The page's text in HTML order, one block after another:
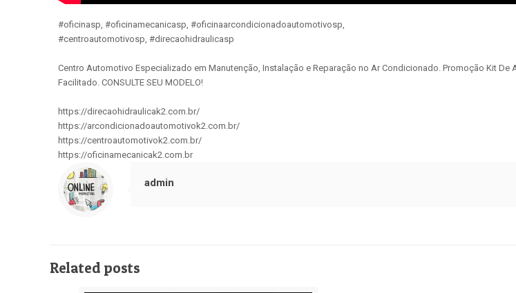
#oficinasp, #oficinamecanicasp, #oficinaarcondicionadoautomotivosp,
#centroautomotivosp, #direcaohidraulicasp
Centro Automotivo Especializado em Manutenção, Instalação e Reparação no Ar Condicionado. Promoção Kit
Facilitado. CONSULTE SEU MODELO!
https://direcaohidraulicak2.com.br/
https://arcondicionadoautomotivok2.com.br/
https://centroautomotivok2.com.br/
https://oficinamecanicak2.com.br
admin
Related posts